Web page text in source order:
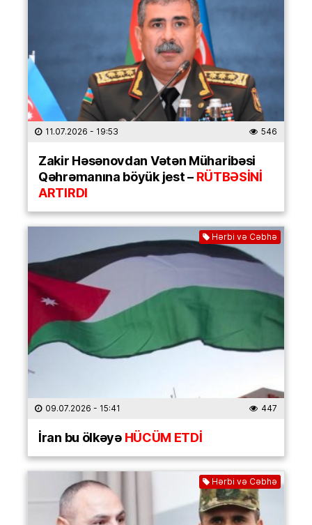
11.07.2026 - 19:53 546
Zakir Həsənovdan Vətən Müharibəsi
Qəhrəmanına böyük jest –RÜTBƏSİNİ
ARTIRDI
Hərbi və Cəbhə
09.07.2026 - 15:41 447
İran bu ölkəyəHÜCÜM ETDİ
Hərbi və Cəbhə